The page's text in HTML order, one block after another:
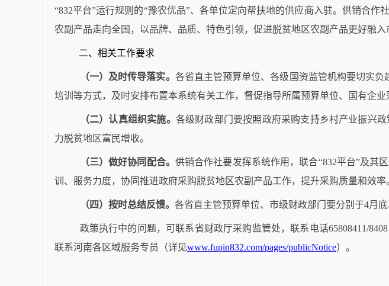
“832平台”运行规则的“豫农优品”、各单位定向帮扶地的供应商入驻。供销合作
农副产品走向全国，以品牌、品质、特色引领，促进脱贫地区农副产品更好融
二、相关工作要求
（一）及时传导落实。 各省直主管预算单位、各级国资监管机构要切实负
培训等方式，及时安排布置本系统有关工作，督促指导所属预算单位、国有企业
（二）认真组织实施。 各级财政部门要按照政府采购支持乡村产业振兴
力脱贫地区富民增收。
（三）做好协同配合。 供销合作社要发挥系统作用，联合“832平台”及其
训、服务力度，协同推进政府采购脱贫地区农副产品工作，提升采购质量和效率
（四）按时总结反馈。 各省直主管预算单位、市级财政部门要分别于4月底
政策执行中的问题，可联系省财政厅采购监管处，联系电话65808411/8408
联系河南各区域服务专员（详见www.fupin832.com/pages/publicNotice）。